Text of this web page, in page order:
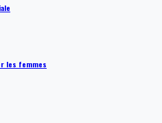
les femmes